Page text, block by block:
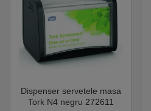
Dispenser servetele masa
Tork N4 negru 272611